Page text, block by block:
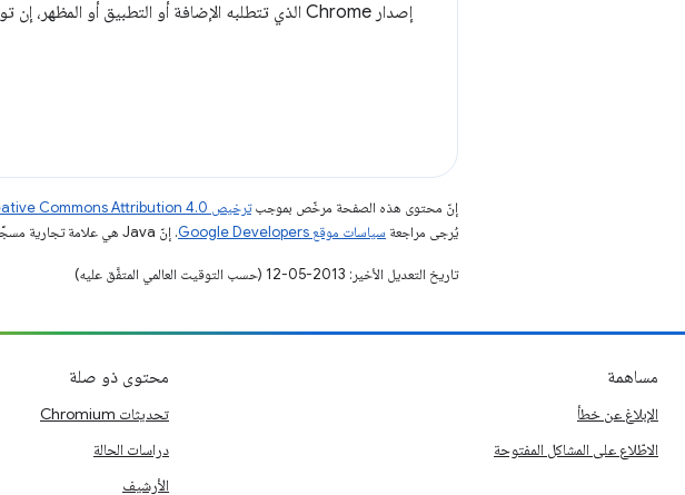
إصدار Chrome الذي تتطلبه الإضافة أو التطبيق أو المظهر، إن توفّر. تنسيق هذه السلسلة هو نفس تنسيق حقل
إنّ محتوى هذه الصفحة مرخّص بموجبترخيص Creative Commons Attribution 4.0‏
يُرجى مراجعة سياسات موقع Google Developers‏ . إنّ Java هي علامة تجارية مسجَّلة لشركة Oracle و/أو شركائها التابعين.
تاريخ التعديل الأخير: 2013-05-12 (حسب التوقيت العالمي المتفَّق عليه)
مساهمة
الإبلاغ عن خطأ
الاطّلاع على المشاكل المفتوحة
محتوى ذو صلة
تحديثات Chromium
دراسات الحالة
الأرشيف